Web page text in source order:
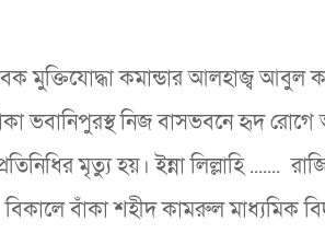
মুক্তিযোদ্ধা কমান্ডার আলহাজ্ব আবুল
ভবানিপুরস্থ নিজ বাসভবনে হৃদ রোগে
মৃত্যু হয়। ইন্না লিল্লাহি .......
বিকালে বাঁকা শহীদ কামরুল মাধ্যমিক